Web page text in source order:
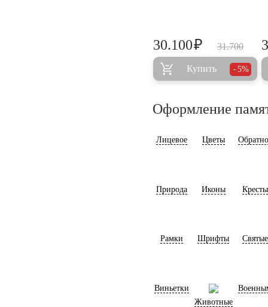
31.700
30.100₽
Купить 5%
Оформление
Лицевое Цветы
Природа Иконы Кресты
Рамки Шрифты Святые
Виньетки
Животные